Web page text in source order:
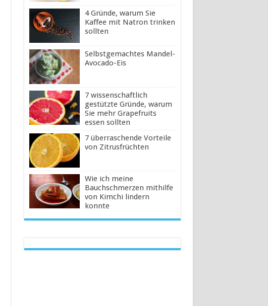
4 Gründe, warum Sie
Kaffee mit Natron trinken
sollten
Selbstgemachtes Mandel-
Avocado-Eis
7 wissenschaftlich
gestützte Gründe, warum
Sie mehr Grapefruits
essen sollten
7 überraschende Vorteile
von Zitrusfrüchten
Wie ich meine
Bauchschmerzen mithilfe
von Kimchi lindern
konnte